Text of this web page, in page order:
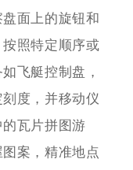
面上的旋钮和
照特定顺序或
飞艇控制盘，
度，并移动仪
瓦片拼图游
案，精准地点